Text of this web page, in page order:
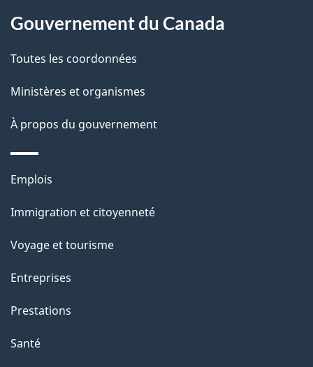
l
a
g
e
Gouvernement du Canada
Toutes les coordonnées
Ministères et organismes
À propos du gouvernement
Thèmes
sujets
Emplois
Immigration et citoyenneté
Voyage et tourisme
Entreprises
Prestations
Santé